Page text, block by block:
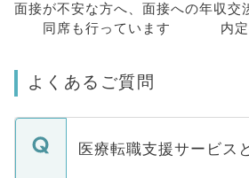
面接が不安な方へ、 面接への
同席も行っています
年収交
内
よくあるご質問
医療転職支援サービス